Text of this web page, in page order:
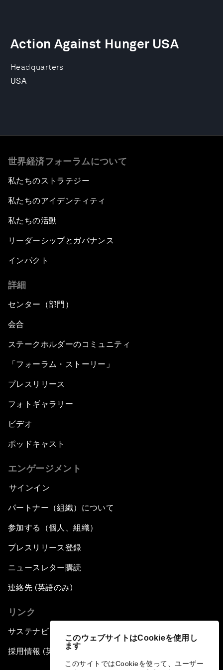
このウェブサイトはCookieを使用し
ます
このサイトではCookieを使って、ユーザー
Headquarters
USA
Action Against Hunger USA
世界経済フォーラムについて
私たちのストラテジー
私たちのアイデンティティ
私たちの活動
リーダーシップとガバナンス
インパクト
詳細
センター（部門）
会合
ステークホルダーのコミュニティ
「フォーラム・ストーリー」
プレスリリース
フォトギャラリー
ビデオ
ポッドキャスト
エンゲージメント
サインイン
パートナー（組織）について
参加する（個人、組織）
プレスリリース登録
ニュースレター購読
連絡先 (英語のみ)
リンク
サステナビリティへの取り組み
採用情報 (英語のみ)